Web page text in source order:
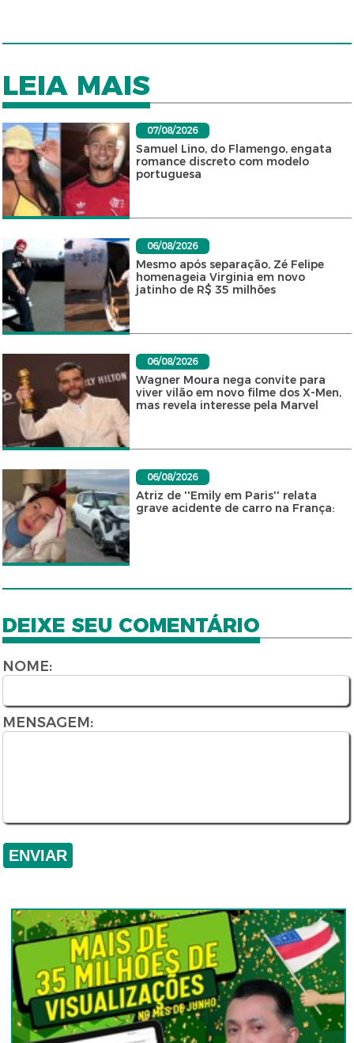
LEIA MAIS
07/08/2026
Samuel Lino, do Flamengo, engata
romance discreto com modelo
portuguesa
06/08/2026
Mesmo após separação, Zé Felipe
homenageia Virginia em novo
jatinho de R$ 35 milhões
06/08/2026
Wagner Moura nega convite para
viver vilão em novo filme dos X-Men,
mas revela interesse pela Marvel
06/08/2026
Atriz de ''Emily em Paris'' relata
grave acidente de carro na França:
DEIXE SEU COMENTÁRIO
NOME:
MENSAGEM: